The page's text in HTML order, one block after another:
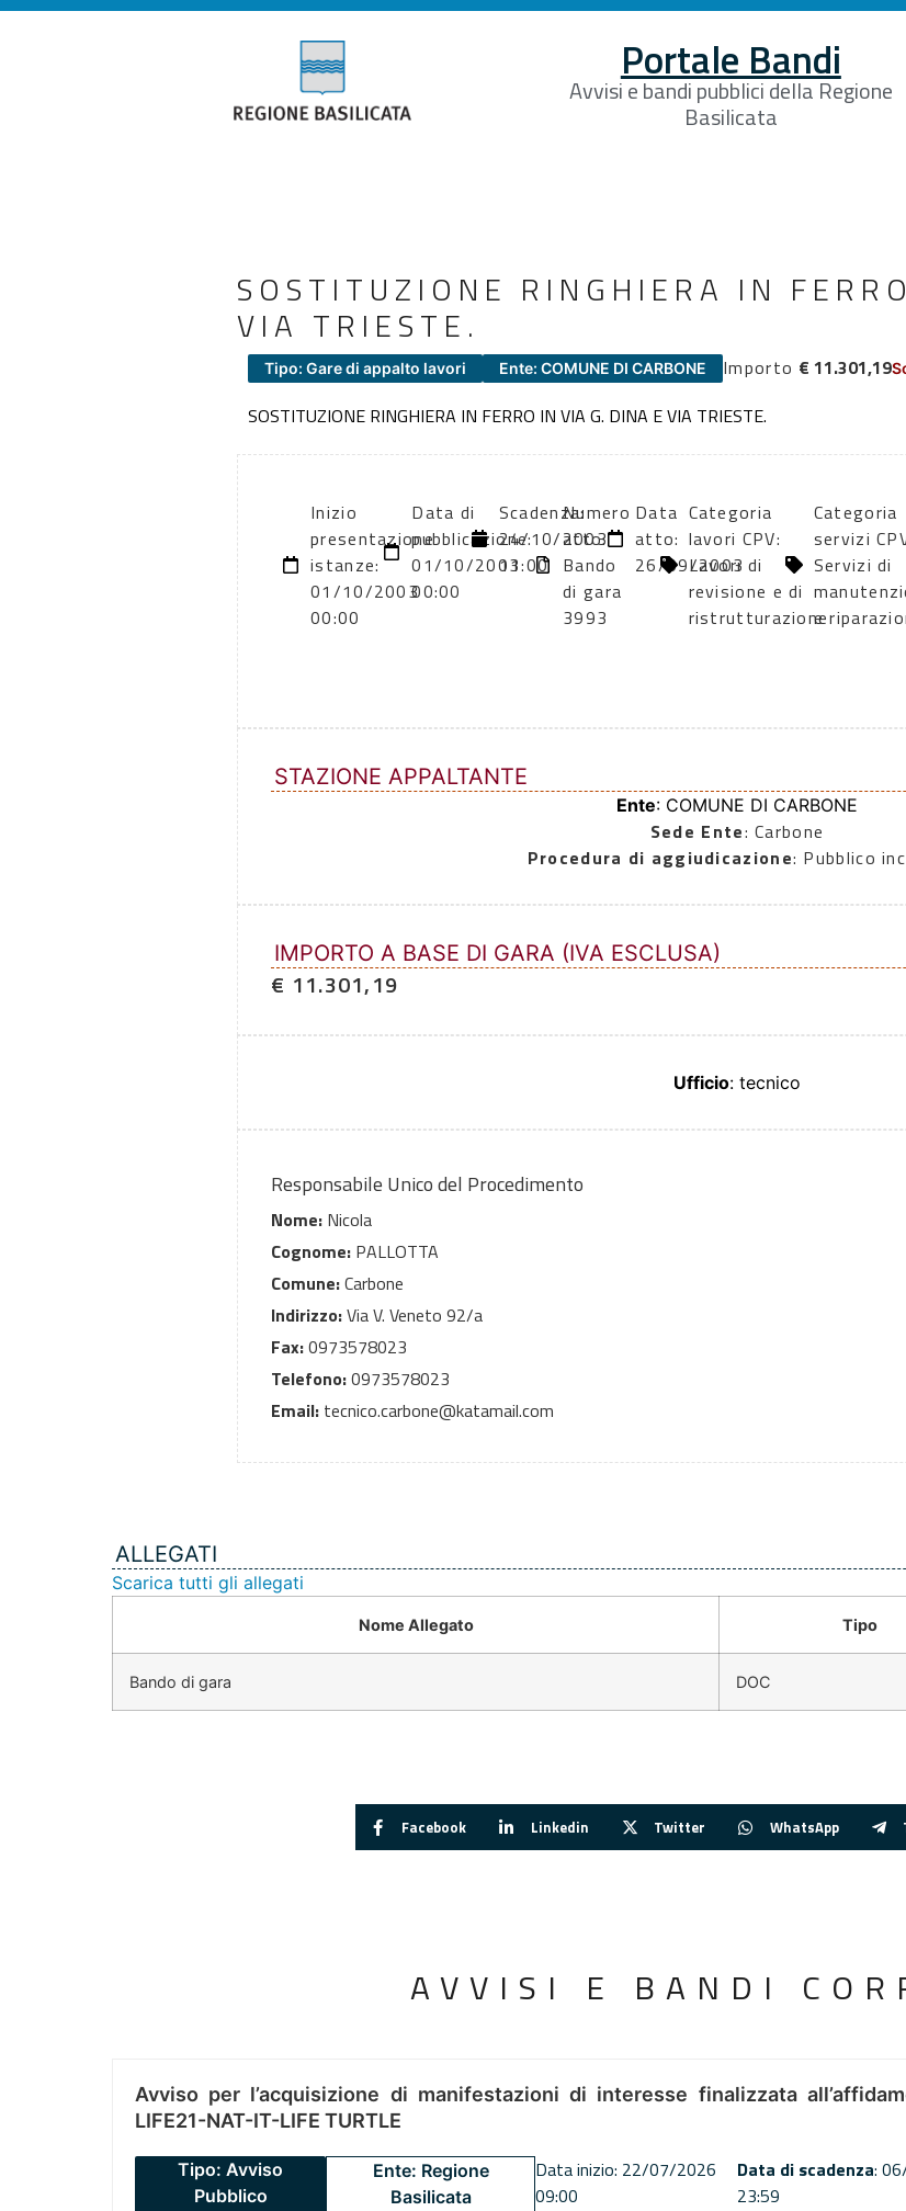
Portale Bandi
Avvisi e bandi pubblici della Regione
Basilicata
SOSTITUZIONE RINGHIERA IN
VIA TRIESTE.
Tipo: Gare di appalto lavori Ente: COMUNE DI CARBONE Importo € 11.301,19
SOSTITUZIONE RINGHIERA IN FERRO IN VIA G. DINA E VIA TRIESTE.
Inizio
presentazione
istanze:
01/10/2003
00:00
Data di
pubblicazione:
01/10/2003
00:00
Scadenza:
24/10/2003
11:00
Numero
atto:
Bando
di gara
3993
Data
atto:
26/09/2003
Categoria
lavori CPV:
Lavori di
revisione e di
ristrutturazione
Categoria
servizi
Servizi di
e
STAZIONE APPALTANTE
Ente: COMUNE DI CARBONE
Sede Ente: Carbone
Procedura di aggiudicazione: Pubblico
IMPORTO A BASE DI GARA (IVA ESCLUSA)
€ 11.301,19
Ufficio: tecnico
Responsabile Unico del Procedimento
Nome: Nicola
Cognome: PALLOTTA
Comune:Carbone
Indirizzo:Via V. Veneto 92/a
Fax:0973578023
Telefono:0973578023
Email: tecnico.carbone@katamail.com
ALLEGATI
Scarica tutti gli allegati
Nome Allegato Tipo
Bando di gara DOC
Facebook Linkedin Twitter WhatsApp
AVVISI E BANDI
Avviso per l’acquisizione di manifestazioni di interesse finalizzata
LIFE21-NAT-IT-LIFE TURTLE
Tipo: Avviso
Pubblico
Ente: Regione
Basilicata
Data inizio: 22/07/2026
09:00
Data di scadenza:
23:59